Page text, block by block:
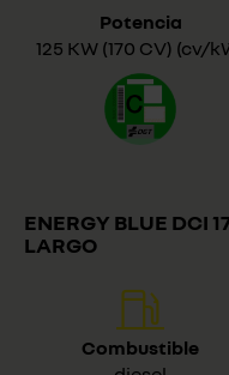
Potencia
125 KW (170 CV) (cv/
ENERGY BLUE DCI
LARGO
Combustible